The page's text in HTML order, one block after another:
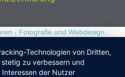
- Fotografie und Webdesign
Technologien von Dritten,
zu verbessern und
der Nutzer